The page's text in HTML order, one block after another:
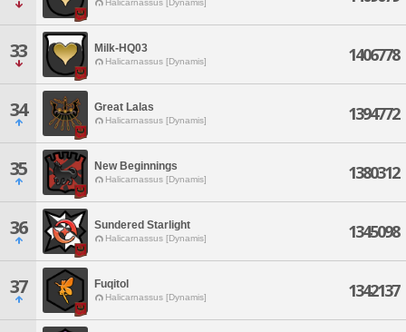
Halicarnassus [Dynamis]
33 Milk-HQ03
Halicarnassus [Dynamis] 1406778
34 Great Lalas
Halicarnassus [Dynamis] 1394772
35 New Beginnings
Halicarnassus [Dynamis] 1380312
36 Sundered Starlight
Halicarnassus [Dynamis] 1345098
37 Fuqitol
Halicarnassus [Dynamis] 1342137